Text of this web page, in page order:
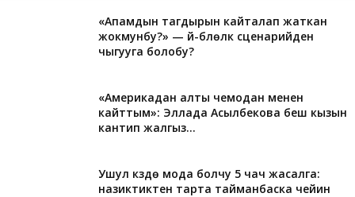
«Апамдын тагдырын кайталап жаткан
жокмунбу?» — үй-бүлөлүк сценарийден
чыгууга болобу?
«Америкадан алты чемодан менен
кайттым»: Эллада Асылбекова беш кызын
кантип жалгыз...
Ушул күздө мода болчу 5 чач жасалга:
назиктиктен тарта тайманбаска чейин